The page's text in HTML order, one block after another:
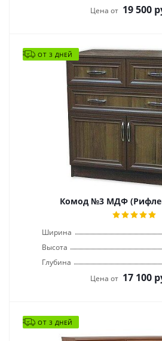
Цена от 19 500
ОТ 3 ДНЕЙ
Комод №3 МДФ
Ширина
Высота
Глубина
Цена от 17 100
ОТ 3 ДНЕЙ